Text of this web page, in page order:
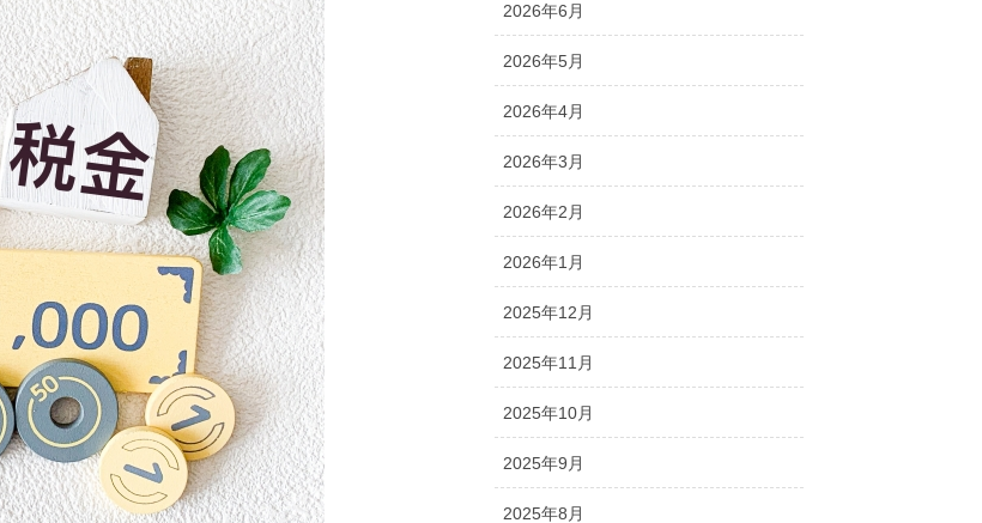
2026年6月
2026年5月
2026年4月
2026年3月
2026年2月
2026年1月
2025年12月
2025年11月
2025年10月
2025年9月
2025年8月